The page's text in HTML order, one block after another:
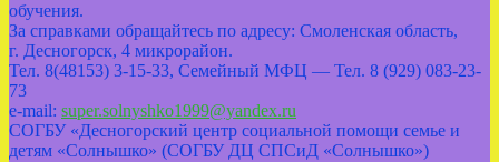
обучения.
За справками обращайтесь по адресу: Смоленская область,
г. Десногорск, 4 микрорайон.
Тел. 8(48153) 3-15-33, Семейный МФЦ — Тел. 8 (929) 083-23-
73
e-mail: super.solnyshko1999@yandex.ru
СОГБУ «Десногорский центр социальной помощи семье и
детям «Солнышко» (СОГБУ ДЦ СПСиД «Солнышко»)